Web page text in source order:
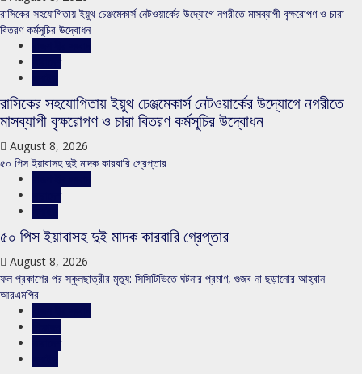
রাসিকের সহযোগিতায় ইয়ুথ চেঞ্জমেকার্স নেটওয়ার্কের উদ্যোগে নগরীতে মাসব্যাপী বৃক্ষরোপণ ও চারা
বিতরণ কর্মসূচির উদ্বোধন
রাসিকের সহযোগিতায় ইয়ুথ চেঞ্জমেকার্স নেটওয়ার্কের উদ্যোগে নগরীতে
মাসব্যাপী বৃক্ষরোপণ ও চারা বিতরণ কর্মসূচির উদ্বোধন
August 8, 2026
৫০ পিস ইয়াবাসহ দুই মাদক কারবারি গ্রেপ্তার
৫০ পিস ইয়াবাসহ দুই মাদক কারবারি গ্রেপ্তার
August 8, 2026
ফল প্রকাশের পর স্কুলছাত্রীর মৃত্যু: সিসিটিভিতে ঘটনার প্রমাণ, গুজব না ছড়ানোর আহ্বান
আরএমপির